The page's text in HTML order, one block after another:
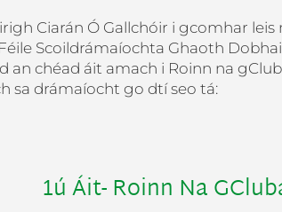
Ciarán Ó Gallchóir i gcomhar
Scoildrámaíochta Ghaoth
chéad áit amach i Roinn na
sa drámaíocht go dtí seo tá:
1ú Áit- Roinn Na